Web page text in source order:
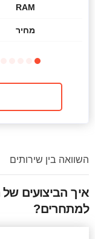
RAM
מחיר
השוואה בין שירותים
למתחרים?